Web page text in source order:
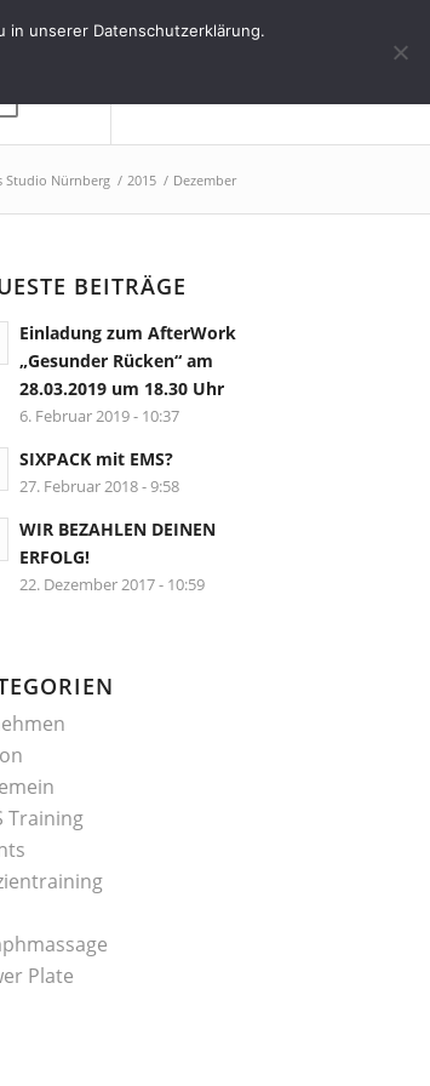
Studio Nürnberg / 2015 / Dezember
BEITRÄGE
Einladung zum AfterWork
„Gesunder Rücken“ am
28.03.2019 um 18.30 Uhr
6. Februar 2019 - 10:37
SIXPACK mit EMS?
27. Februar 2018 - 9:58
WIR BEZAHLEN DEINEN
ERFOLG!
22. Dezember 2017 - 10:59
Training
Plate
in unserer Datenschutzerklärung.